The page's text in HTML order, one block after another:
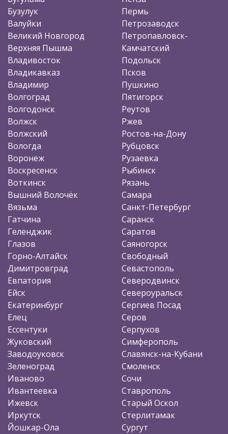
Бузулук
Валуйки
Великий Новгород
Верхняя Пышма
Владивосток
Владикавказ
Владимир
Волгоград
Волгодонск
Волжск
Волжский
Вологда
Воронеж
Воскресенск
Воткинск
Вышний Волочёк
Вязьма
Гатчина
Геленджик
Глазов
Горно-Алтайск
Димитровград
Евпатория
Ейск
Екатеринбург
Елец
Ессентуки
Жуковский
Заводоуковск
Зеленоград
Иваново
Ивантеевка
Ижевск
Иркутск
Йошкар-Ола
Пермь
Петрозаводск
Петропавловск-
Камчатский
Подольск
Псков
Пушкино
Пятигорск
Реутов
Ржев
Ростов-на-Дону
Рубцовск
Рузаевка
Рыбинск
Рязань
Самара
Санкт-Петербург
Саранск
Саратов
Саяногорск
Свободный
Севастополь
Северодвинск
Североуральск
Сергиев Посад
Серов
Серпухов
Симферополь
Славянск-на-Кубани
Смоленск
Сочи
Ставрополь
Старый Оскол
Стерлитамак
Сургут